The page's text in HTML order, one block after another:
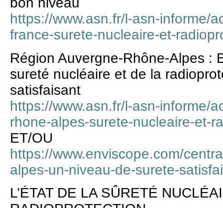
https://www.asn.fr/l-asn-informe/
france-surete-nucleaire-et-
Région Auvergne-Rhône-Alpes :
sureté nucléaire et de la
satisfaisant
https://www.asn.fr/l-asn-informe/
rhone-alpes-surete-nucleaire-et-
ET/OU
https://www.enviscope.com/
alpes-un-niveau-de-surete-
L’ÉTAT DE LA SÛRETÉ